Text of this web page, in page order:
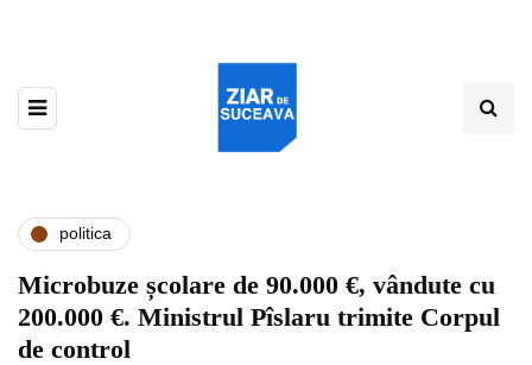
politica
Microbuze școlare de 90.000 €, vândute cu
200.000 €. Ministrul Pîslaru trimite Corpul
de control